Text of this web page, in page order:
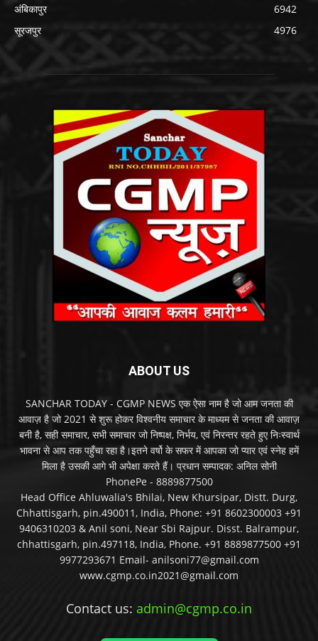
अंबिकापुर
6942
सूरजपुर
4976
ABOUT US
SANCHAR TODAY - CGMP NEWS एक ऐसा नाम है जो आम जनता की
आवाज़ है जो 2021 से शुरू होकर विश्वनीय समाचार के माध्यम से जनता की आवाज़
बनी है, सही समाचार, सभी समाचार जो निष्पक्ष, निर्भय, एवं निरन्तर रहते हुए निःस्वार्थ
भावना से आप तक पहुँचा रहा है।इतने वर्षो के सफर में आपका जो प्यार एवं स्नेह हमें
मिला है उसकी आगे भी अपेक्षा करते हैं। प्रधान सम्पादक: अनिल सोनी
PhonePe - 8889877500
Head Office Ahluwalia's Bhilai, New Khursipar, Distt. Durg,
Chhattisgarh, pin.490011, India, Phone: +91 8602300003 +91
9406310203 & Anil soni, Near Sbi Rajpur. Disst. Balrampur,
chhattisgarh, pin.497118, India, Phone. +91 8889877500 +91
9977293671 Email- anilsoni77@gmail.com
www.cgmp.co.in2021@gmail.com
Contact us: admin@cgmp.co.in